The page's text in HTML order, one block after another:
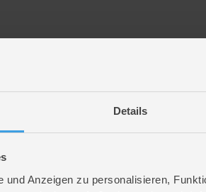
Details
und Anzeigen zu personalisieren,